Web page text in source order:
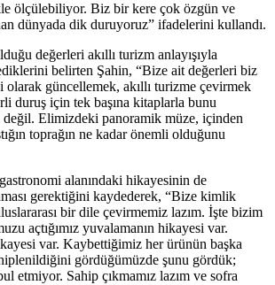
ölçülebiliyor. Biz bir kere çok özgün ve
dünyada dik duruyoruz” ifadelerini kullandı.
değerleri akıllı turizm anlayışıyla
belirten Şahin, “Bize ait değerleri biz
olarak güncellemek, akıllı turizme çevirmek
duruş için tek başına kitaplarla bunu
Elimizdeki panoramik müze, içinden
toprağın ne kadar önemli olduğunu
alanındaki hikayesinin de
gerektiğini kaydederek, “Bize kimlik
bir dile çevirmemiz lazım. İşte bizim
açtığımız yuvalamanın hikayesi var.
var. Kaybettiğimiz her ürünün başka
gördüğümüzde şunu gördük;
etmiyor. Sahip çıkmamız lazım ve sofra